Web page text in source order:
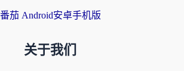
番茄 Android安卓手机版
关于我们